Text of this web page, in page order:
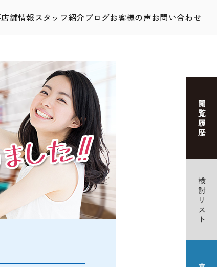
店舗情報スタッフ紹介ブログお客様の声お問い合わせ